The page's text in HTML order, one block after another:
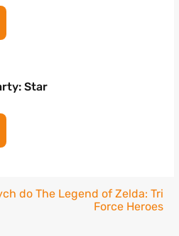
Star
do The Legend of Zelda: Tri
Force Heroes